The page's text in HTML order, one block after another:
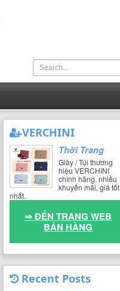
VERCHINI
Thời Trang
Giày / Túi thương
hiệu VERCHINI
chính hãng, nhiều
khuyến mãi, giá tốt
nhất.
⇒ ĐẾN TRANG WEB
BÁN HÀNG
Recent Posts